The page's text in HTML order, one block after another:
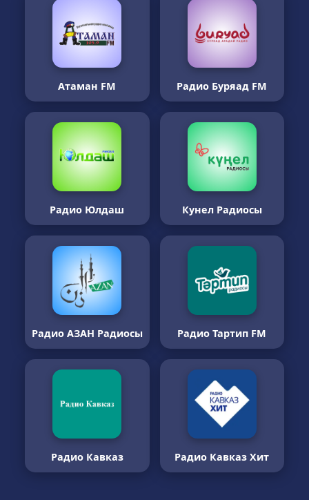
Атаман FM Радио Буряад FM
Радио Юлдаш Кунел Радиосы
Радио АЗАН Радиосы Радио Тартип FM
Радио Кавказ Радио Кавказ Хит